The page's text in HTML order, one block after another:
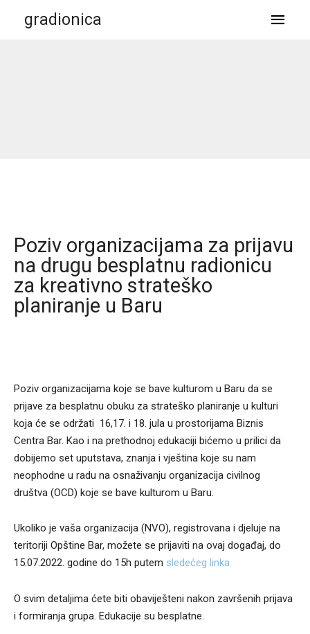
gradionica
Poziv organizacijama za prijavu
na drugu besplatnu radionicu
za kreativno strateško
planiranje u Baru
Poziv organizacijama koje se bave kulturom u Baru da se
prijave za besplatnu obuku za strateško planiranje u kulturi
koja će se održati 16,17. i 18. jula u prostorijama Biznis
Centra Bar. Kao i na prethodnoj edukaciji bićemo u prilici da
dobijemo set uputstava, znanja i vještina koje su nam
neophodne u radu na osnaživanju organizacija civilnog
društva (OCD) koje se bave kulturom u Baru.
Ukoliko je vaša organizacija (NVO), registrovana i djeluje na
teritoriji Opštine Bar, možete se prijaviti na ovaj događaj, do
15.07.2022. godine do 15h putem sledećeg linka
O svim detaljima ćete biti obaviješteni nakon završenih prijava
i formiranja grupa. Edukacije su besplatne.